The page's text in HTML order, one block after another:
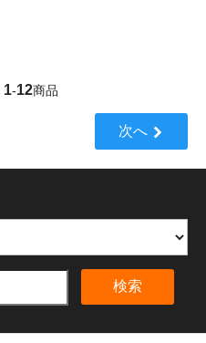
1-12商品
次へ
検索